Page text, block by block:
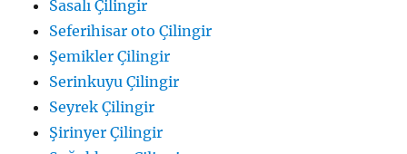
Sasalı Çilingir
Seferihisar oto Çilingir
Şemikler Çilingir
Serinkuyu Çilingir
Seyrek Çilingir
Şirinyer Çilingir